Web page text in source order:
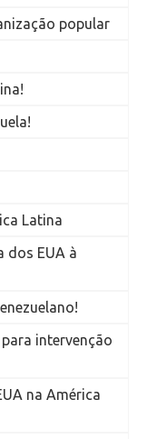
popular
Latina
dos EUA à
intervenção
na América